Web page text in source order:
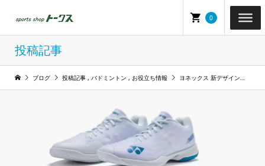
0
投稿記事
ブログ 投稿記事 , バドミントン , お役立ち情報 ヨネックス 新デザインバドミントンシューズ「パワークッション エアラスＺ」2025年12月下旬発売